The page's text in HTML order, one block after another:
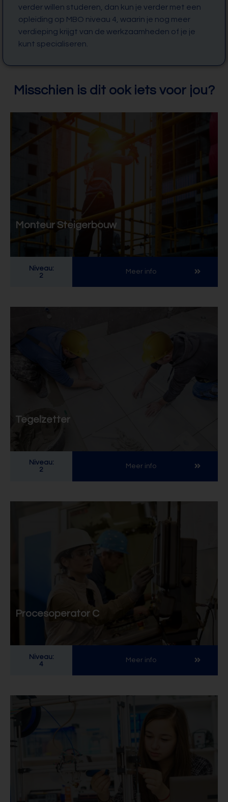
verder willen studeren, dan kun je verder met een
opleiding op MBO niveau 4, waarin je nog meer
verdieping krijgt van de werkzaamheden of je je
kunt specialiseren.
Misschien is dit ook iets voor jou?
Monteur Steigerbouw
Niveau:
2
Meer info
Tegelzetter
Niveau:
2
Meer info
Procesoperator C
Niveau:
4
Meer info